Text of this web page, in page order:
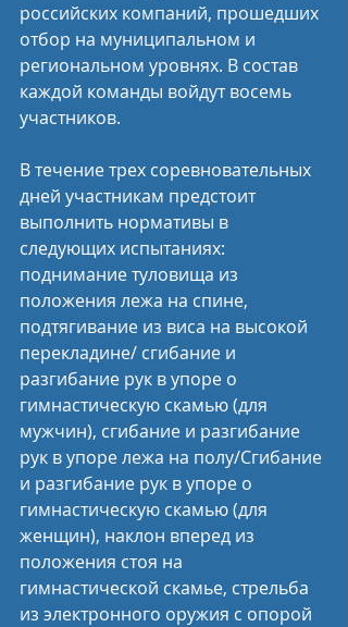
российских компаний, прошедших
отбор на муниципальном и
региональном уровнях. В состав
каждой команды войдут восемь
участников.
В течение трех соревновательных
дней участникам предстоит
выполнить нормативы в
следующих испытаниях:
поднимание туловища из
положения лежа на спине,
подтягивание из виса на высокой
перекладине/ сгибание и
разгибание рук в упоре о
гимнастическую скамью (для
мужчин), сгибание и разгибание
рук в упоре лежа на полу/Сгибание
и разгибание рук в упоре о
гимнастическую скамью (для
женщин), наклон вперед из
положения стоя на
гимнастической скамье, стрельба
из электронного оружия с опорой